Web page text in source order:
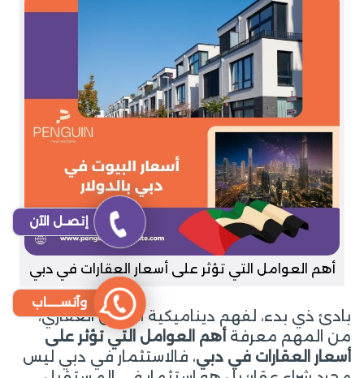
أهم العوامل التي تؤثر على أسعار العقارات في دبي
بادئ ذي بدء، لفهم ديناميكية السوق العقاري،
من المهم معرفة أهم العوامل التي تؤثر على
أسعار العقارات في دبي، فالاستثمار في دبي ليس
إتصـل الآن
وآتســــاب